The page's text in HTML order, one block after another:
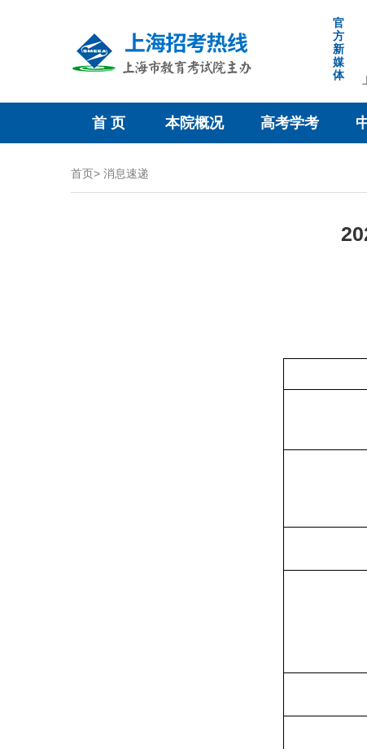
官
方
新
媒
体
首 页 本院概况 高考学考
首页> 消息速递